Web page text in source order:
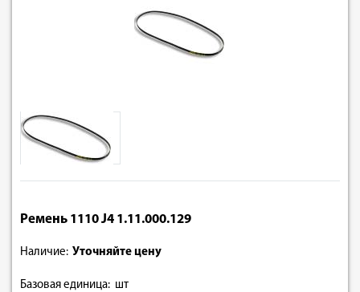
Ремень 1110 J4 1.11.000.129
Наличие: Уточняйте цену
Базовая единица: шт